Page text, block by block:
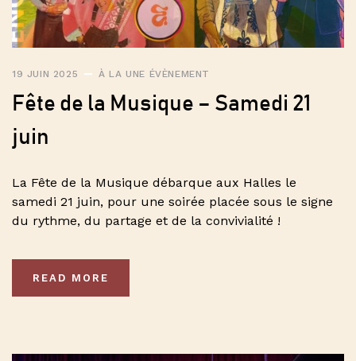
19 JUIN 2025 À LA UNE ÉVÈNEMENT
Fête de la Musique – Samedi 21
juin
La Fête de la Musique débarque aux Halles le
samedi 21 juin, pour une soirée placée sous le signe
du rythme, du partage et de la convivialité !
READ MORE